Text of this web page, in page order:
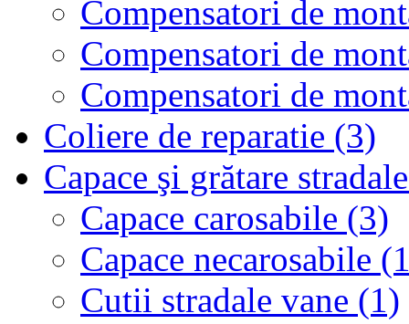
Compensatori de
Compensatori de
Compensatori de
Coliere de reparatie (3)
Capace şi grătare
Capace carosabile (3)
Capace necarosabile
Cutii stradale vane (1)